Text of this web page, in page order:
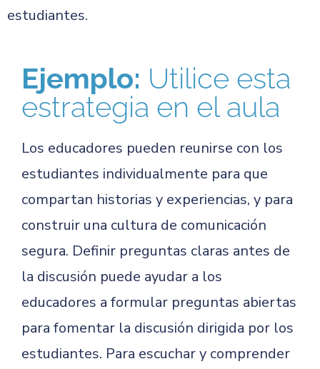
estudiantes.
Ejemplo: Utilice esta
estrategia en el aula
Los educadores pueden reunirse con los
estudiantes individualmente para que
compartan historias y experiencias, y para
construir una cultura de comunicación
segura. Definir preguntas claras antes de
la discusión puede ayudar a los
educadores a formular preguntas abiertas
para fomentar la discusión dirigida por los
estudiantes. Para escuchar y comprender